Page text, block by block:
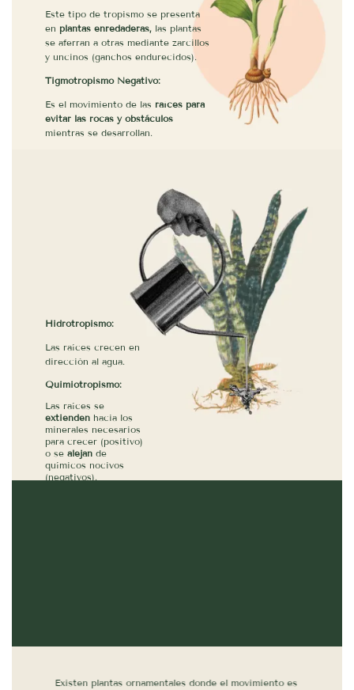
Este tipo de tropismo se presenta
en plantas enredaderas,las plantas
se aferran a otras mediante zarcillos
y uncinos (ganchos endurecidos).
Tigmotropismo Negativo:
Es el movimiento de las raíces para
evitar las rocas y obstáculos
mientras se desarrollan.
Hidrotropismo:
Las raíces crecen en
dirección al agua.
Quimiotropismo:
Las raíces se
extiendenhacia los
minerales necesarios
para crecer (positivo)
o se alejande
químicos nocivos
(negativos).
Existen plantas ornamentales donde el movimiento es